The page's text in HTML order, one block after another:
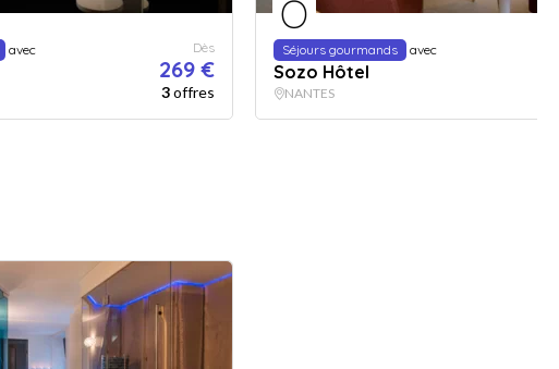
avec Dès
269 €
3offres
Séjours gourmands avec
Sozo Hôtel
NANTES